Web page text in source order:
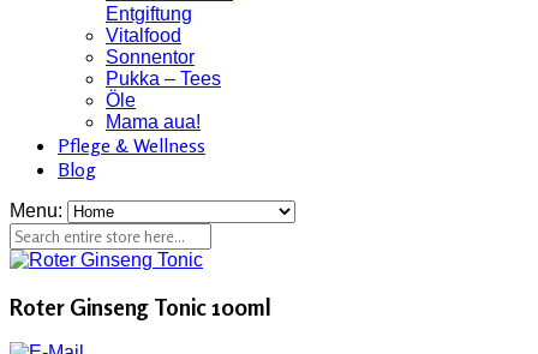
Entgiftung
Vitalfood
Sonnentor
Pukka – Tees
Öle
Mama aua!
Pflege & Wellness
Blog
Menu:
Roter Ginseng Tonic 100ml